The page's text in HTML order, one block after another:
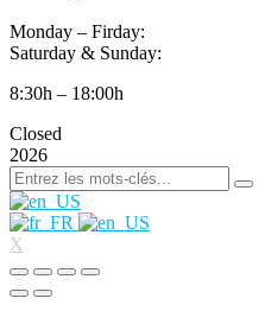
Monday – Firday:
Saturday & Sunday:
8:30h – 18:00h
Closed
2026
X